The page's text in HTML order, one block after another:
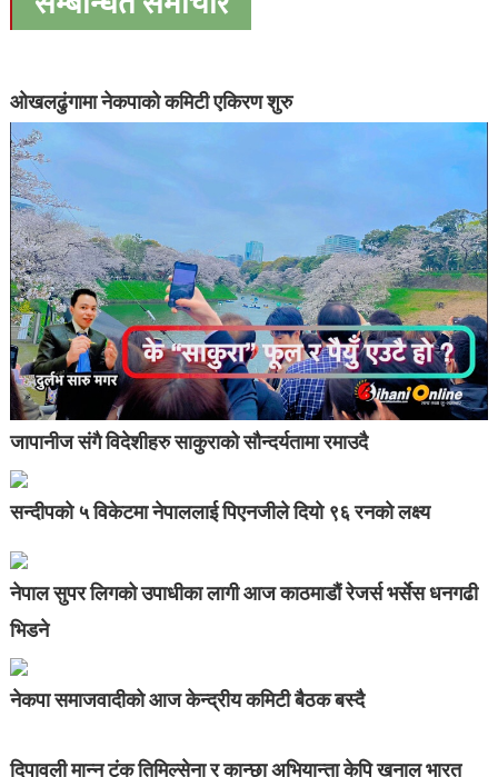
ओखलढुंगामा नेकपाको कमिटी एकिरण शुरु
जापानीज संगै विदेशीहरु साकुराको सौन्दर्यतामा रमाउदै
सन्दीपको ५ विकेटमा नेपाललाई पिएनजीले दियो ९६ रनको लक्ष्य
नेपाल सुपर लिगको उपाधीका लागी आज काठमाडौं रेजर्स भर्सेस धनगढी
भिडने
नेकपा समाजवादीको आज केन्द्रीय कमिटी बैठक बस्दै
दिपावली मान्न टंक तिमिल्सेना र कान्छा अभियान्ता केपि खनाल भारत